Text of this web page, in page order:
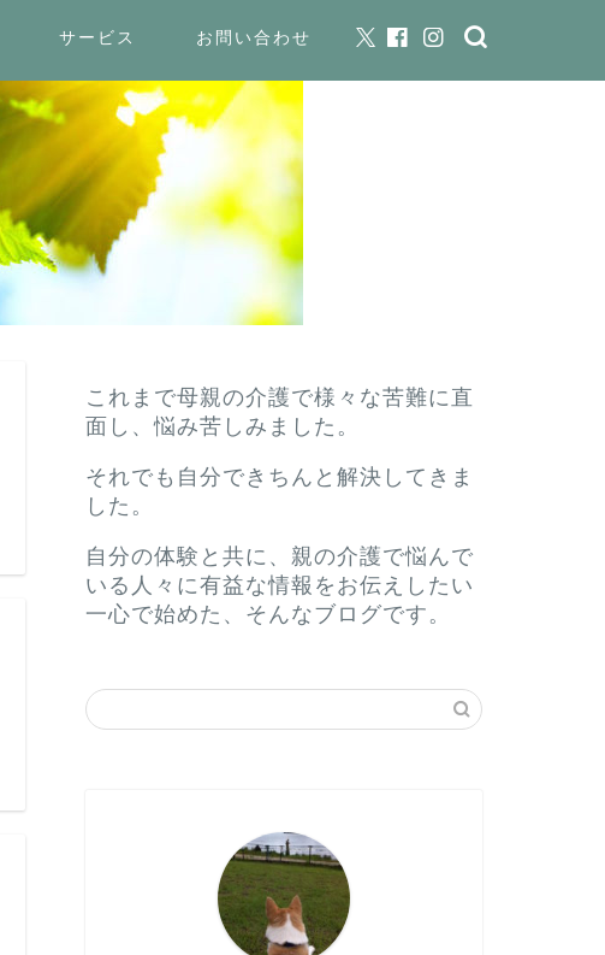
サービス お問い合わせ
これまで母親の介護で様々な苦難に直
面し、悩み苦しみました。
それでも自分できちんと解決してきま
した。
自分の体験と共に、親の介護で悩んで
いる人々に有益な情報をお伝えしたい
一心で始めた、そんなブログです。